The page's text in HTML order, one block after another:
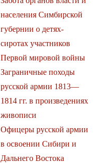
населения Симбирской
губернии о детях-
сиротах участников
Первой мировой войны
Заграничные походы
русской армии 1813—
1814 гг. в произведениях
живописи
Офицеры русской армии
в освоении Сибири и
Дальнего Востока